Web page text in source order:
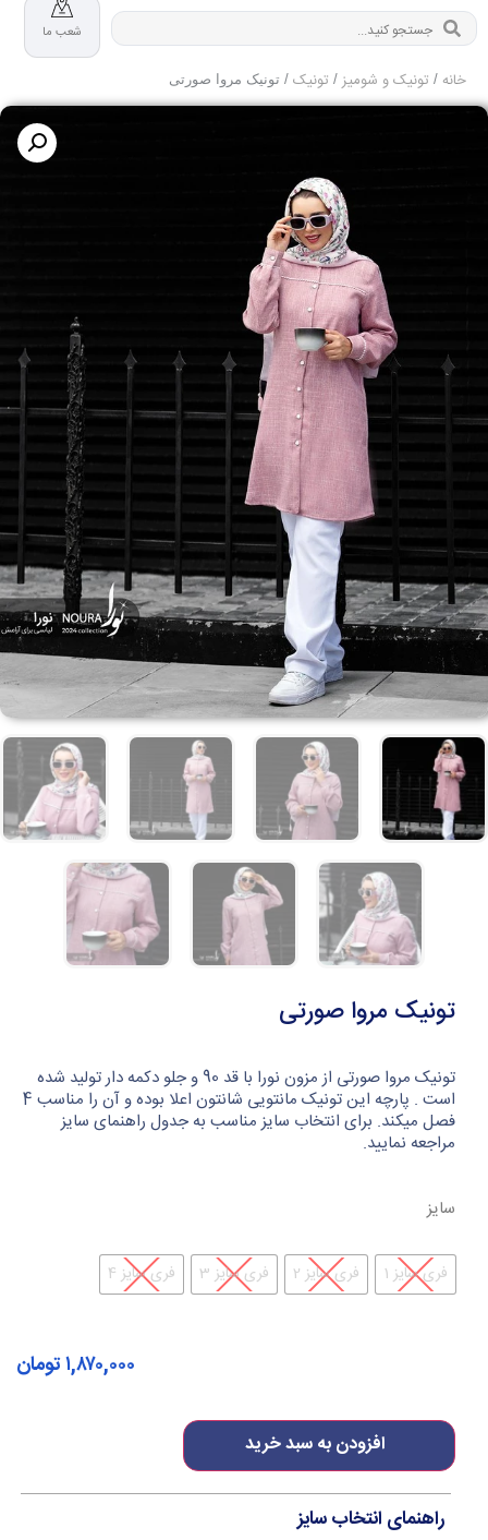
شعب ما
خانه / تونیک و شومیز / تونیک / تونیک مروا صورتی
تونیک مروا صورتی
تونیک مروا صورتی از مزون نورا با قد 90 و جلو دکمه دار تولید شده
است . پارچه این تونیک مانتویی شانتون اعلا بوده و آن را مناسب 4
فصل میکند. برای انتخاب سایز مناسب به جدول راهنمای سایز
مراجعه نمایید.
سایز
فری سایز 1 فری سایز 2 فری سایز 3 فری سایز 4
افزودن به سبد خرید
۱,۸۷۰,۰۰۰تومان
راهنمای انتخاب سایز